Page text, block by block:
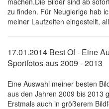
zu finden. Für Neugierige hab
meiner Laufzeiten eingestellt,
17.01.2014 Best Of - Eine
Sportfotos aus 2009 - 2013
Eine Auswahl meiner besten
aus den Jahren 2009 bis 2013
Erstmals auch in größerem